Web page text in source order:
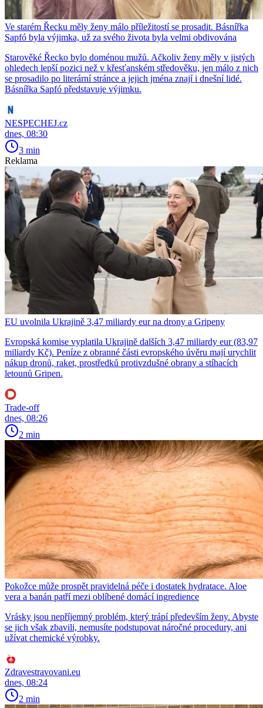
Ve starém Řecku měly ženy málo příležitostí se prosadit. Básnířka
Sapfó byla výjimka, už za svého života byla velmi obdivována
Starověké Řecko bylo doménou mužů. Ačkoliv ženy měly v jistých
ohledech lepší pozici než v křesťanském středověku, jen málo z nich
se prosadilo po literární stránce a jejich jména znají i dnešní lidé.
Básnířka Sapfó představuje výjimku.
NESPECHEJ.cz
dnes, 08:30
3 min
Reklama
EU uvolnila Ukrajině 3,47 miliardy eur na drony a Gripeny
Evropská komise vyplatila Ukrajině dalších 3,47 miliardy eur (83,97
miliardy Kč). Peníze z obranné části evropského úvěru mají urychlit
nákup dronů, raket, prostředků protivzdušné obrany a stíhacích
letounů Gripen.
Trade-off
dnes, 08:26
2 min
Pokožce může prospět pravidelná péče i dostatek hydratace. Aloe
vera a banán patří mezi oblíbené domácí ingredience
Vrásky jsou nepříjemný problém, který trápí především ženy. Abyste
se jich však zbavili, nemusíte podstupovat náročné procedury, ani
užívat chemické výrobky.
Zdravestravovani.eu
dnes, 08:24
2 min